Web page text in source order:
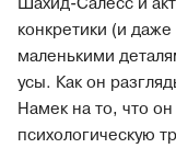
конкретики (и
маленькими
усы. Как он
Намек на то, что
психологическую